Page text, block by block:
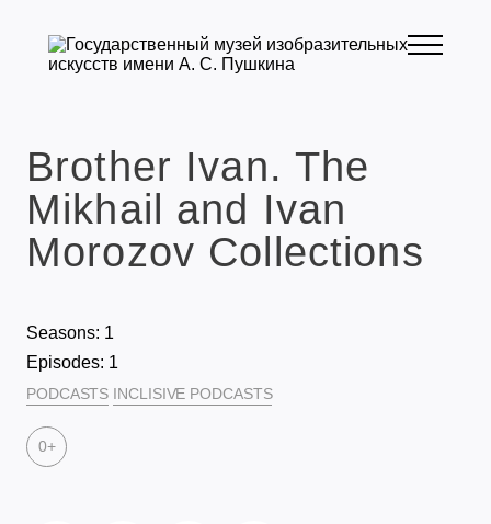
Brother Ivan. The
Mikhail and Ivan
Morozov Collections
Seasons: 1
Episodes: 1
PODCASTS INCLISIVE PODCASTS
0+